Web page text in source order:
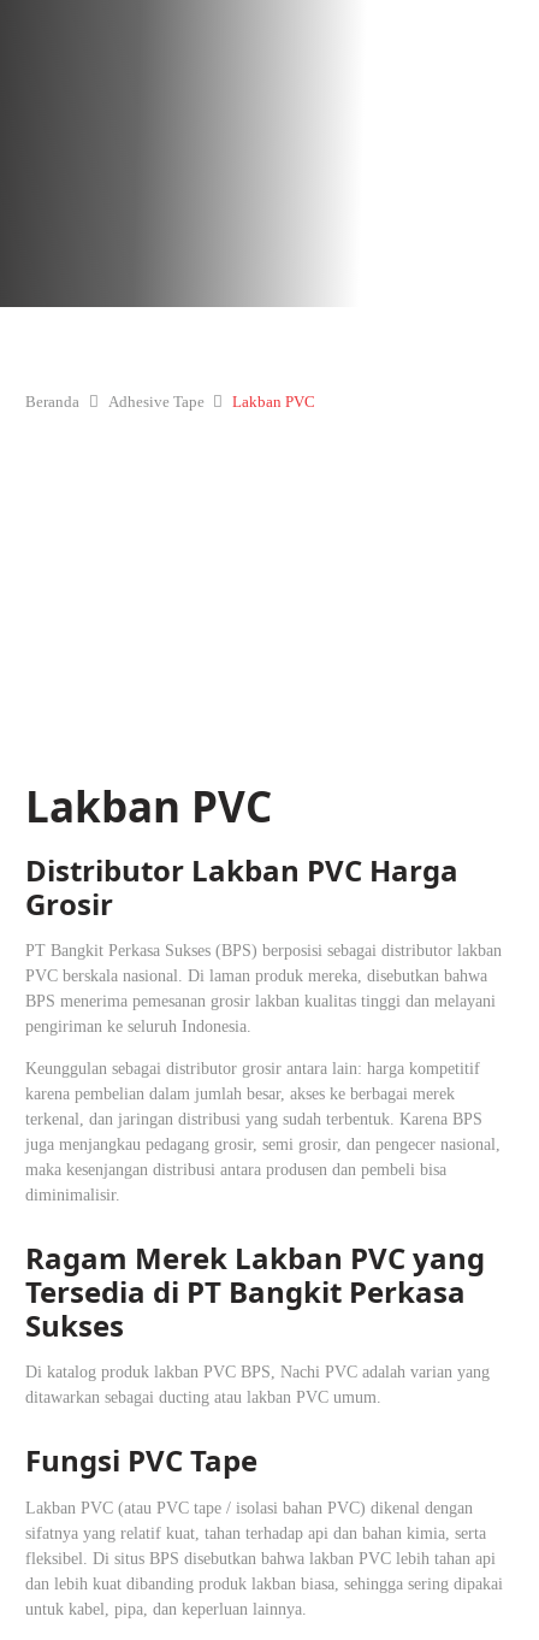
Beranda Adhesive Tape Lakban PVC
Lakban PVC
Distributor Lakban PVC Harga
Grosir
PT Bangkit Perkasa Sukses (BPS) berposisi sebagai distributor lakban
PVC berskala nasional. Di laman produk mereka, disebutkan bahwa
BPS menerima pemesanan grosir lakban kualitas tinggi dan melayani
pengiriman ke seluruh Indonesia.
Keunggulan sebagai distributor grosir antara lain: harga kompetitif
karena pembelian dalam jumlah besar, akses ke berbagai merek
terkenal, dan jaringan distribusi yang sudah terbentuk. Karena BPS
juga menjangkau pedagang grosir, semi grosir, dan pengecer nasional,
maka kesenjangan distribusi antara produsen dan pembeli bisa
diminimalisir.
Ragam Merek Lakban PVC yang
Tersedia di PT Bangkit Perkasa
Sukses
Di katalog produk lakban PVC BPS, Nachi PVC adalah varian yang
ditawarkan sebagai ducting atau lakban PVC umum.
Fungsi PVC Tape
Lakban PVC (atau PVC tape / isolasi bahan PVC) dikenal dengan
sifatnya yang relatif kuat, tahan terhadap api dan bahan kimia, serta
fleksibel. Di situs BPS disebutkan bahwa lakban PVC lebih tahan api
dan lebih kuat dibanding produk lakban biasa, sehingga sering dipakai
untuk kabel, pipa, dan keperluan lainnya.